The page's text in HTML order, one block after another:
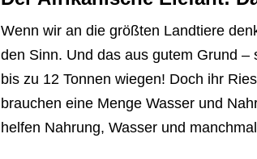
Wenn wir an die größten Landtiere
den Sinn. Und das aus gutem Grund
bis zu 12 Tonnen wiegen! Doch ihr
brauchen eine Menge Wasser und
helfen Nahrung, Wasser und